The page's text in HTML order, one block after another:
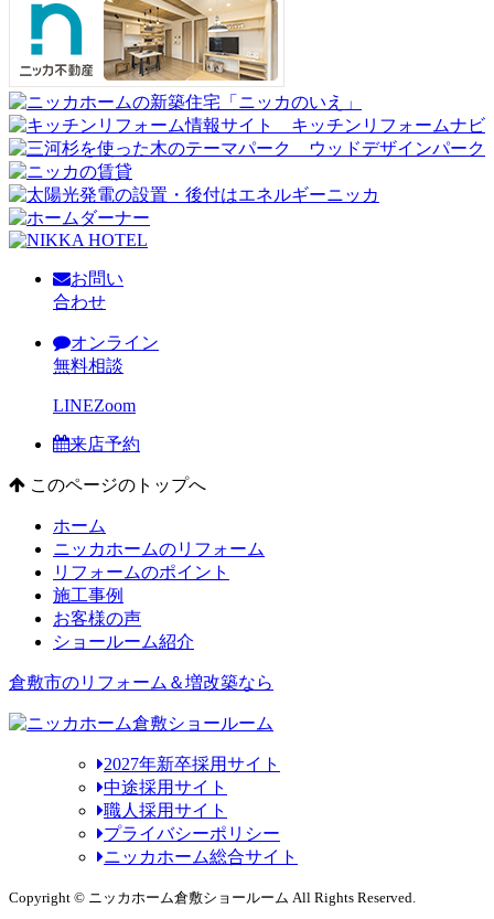
お問い
合わせ
オンライン
無料相談
LINEZoom
来店予約
このページのトップへ
ホーム
ニッカホームのリフォーム
リフォームのポイント
施工事例
お客様の声
ショールーム紹介
倉敷市のリフォーム＆増改築なら
2027年新卒採用サイト
中途採用サイト
職人採用サイト
プライバシーポリシー
ニッカホーム総合サイト
Copyright © ニッカホーム倉敷ショールーム All Rights Reserved.